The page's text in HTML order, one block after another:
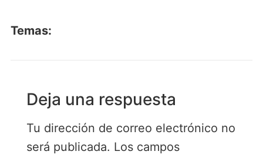
Temas:
Deja una respuesta
Tu dirección de correo electrónico no
será publicada. Los campos